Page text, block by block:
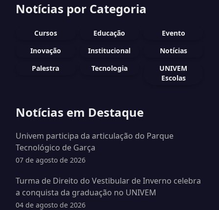
Notícias por Categoria
Cursos Educação
Evento
Inovação
Institucional
Notícias
Palestra
Tecnologia
UNIVEM
Escolas
Notícias em Destaque
Univem participa da articulação do Parque
Tecnológico de Garça
07 de agosto de 2026
Turma de Direito do Vestibular de Inverno celebra
a conquista da graduação no UNIVEM
04 de agosto de 2026